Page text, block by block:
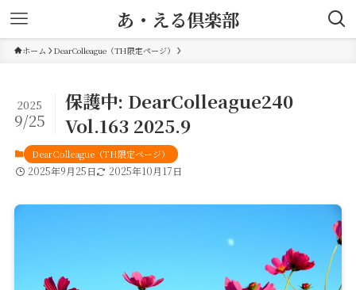
あ・える倶楽部
ホーム DearColleague（TH限定ページ）
保護中: DearColleague240
Vol.163 2025.9
2025
9/25
DearColleague（TH限定ページ）
2025年9月25日 2025年10月17日